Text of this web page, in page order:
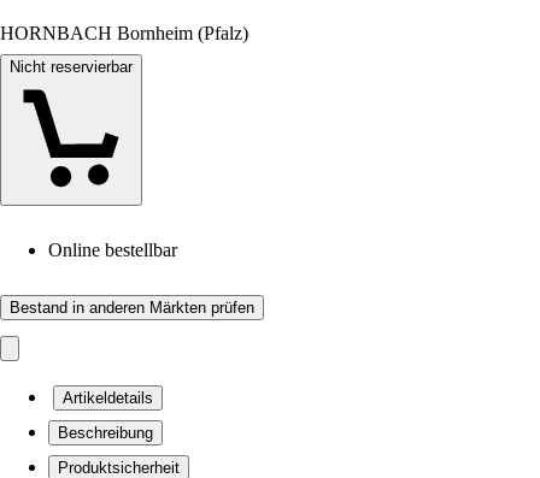
HORNBACH Bornheim (Pfalz)
Nicht reservierbar
Online bestellbar
Bestand in anderen Märkten prüfen
Artikeldetails
Beschreibung
Produktsicherheit